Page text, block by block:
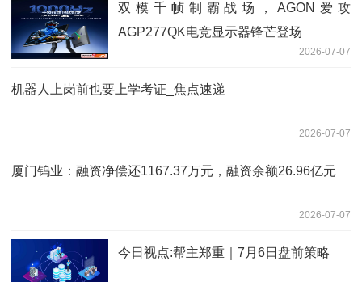
双模千帧制霸战场，AGON爱攻
AGP277QK电竞显示器锋芒登场
2026-07-07
机器人上岗前也要上学考证_焦点速递
2026-07-07
厦门钨业：融资净偿还1167.37万元，融资余额26.96亿元
2026-07-07
今日视点:帮主郑重｜7月6日盘前策略